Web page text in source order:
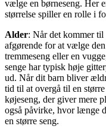
Sundhed og
materialer
At finde den bedste
Hvad gør en
Funktioner
tematiske
Hvor kan man købe
Online vs.
Brugte
finde dem
vælge en børneseng. Her
størrelse spiller en rolle i
Alder: Når det kommer
afgørende for at vælge
tremmeseng eller en
senge har typisk høje
ud. Når dit barn bliver
tid til at overgå til en
køjeseng, der giver mere
også påvirke, hvor længe
en større seng.